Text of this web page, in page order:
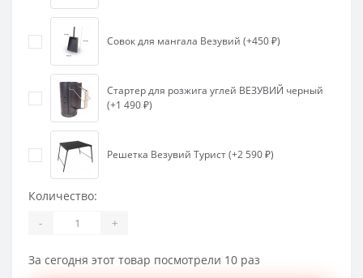
Совок для мангала Везувий (+450 ₽)
Стартер для розжига углей ВЕЗУВИЙ черный
(+1 490 ₽)
Решетка Везувий Турист (+2 590 ₽)
Количество:
- +
За сегодня этот товар посмотрели 10 раз